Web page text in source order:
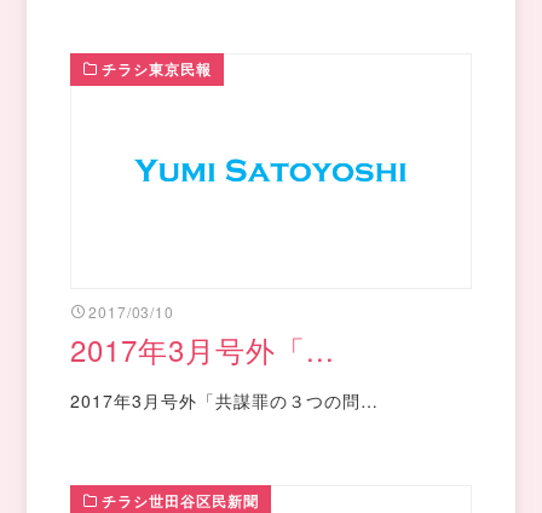
チラシ東京民報
2017/03/10
2017年3月号外「...
2017年3月号外「共謀罪の３つの問…
チラシ世田谷区民新聞